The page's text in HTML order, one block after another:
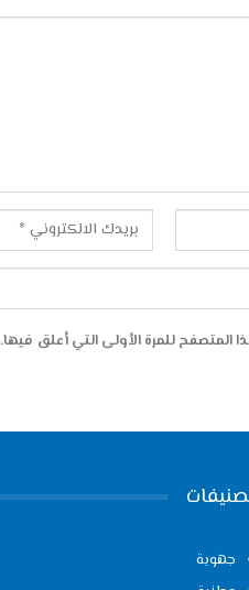
للمرة الأولى التي أعلق فيها.
جهوية